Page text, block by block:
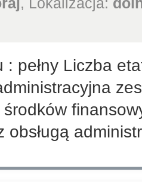
pełny Liczba
obsługą